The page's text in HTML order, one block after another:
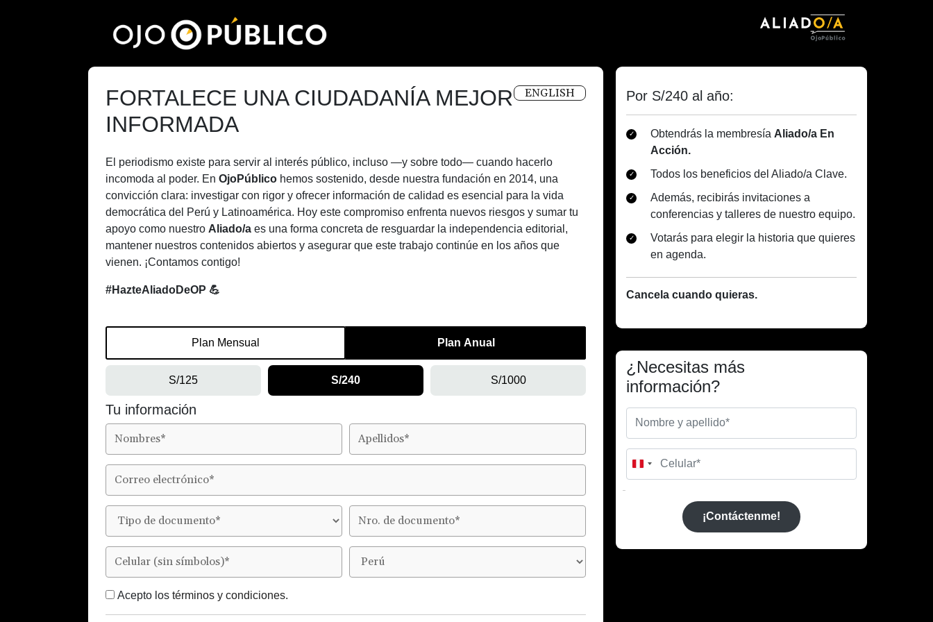
FORTALECE UNA CIUDADANÍA MEJOR
INFORMADA
ENGLISH
El periodismo existe para servir al interés público, incluso —y sobre todo— cuando hacerlo
incomoda al poder. En OjoPúblico hemos sostenido, desde nuestra fundación en 2014, una
convicción clara: investigar con rigor y ofrecer información de calidad es esencial para la vida
democrática del Perú y Latinoamérica. Hoy este compromiso enfrenta nuevos riesgos y sumar tu
apoyo como nuestro Aliado/a es una forma concreta de resguardar la independencia editorial,
mantener nuestros contenidos abiertos y asegurar que este trabajo continúe en los años que
vienen. ¡Contamos contigo!
#HazteAliadoDeOP 💪
Plan Mensual Plan Anual
S/125 S/240 S/1000
Tu información
Acepto los términos y condiciones.
Por S/240 al año:
Obtendrás la membresía Aliado/a En
Acción.
Todos los beneficios del Aliado/a Clave.
Además, recibirás invitaciones a
conferencias y talleres de nuestro equipo.
Votarás para elegir la historia que quieres
en agenda.
Cancela cuando quieras.
¿Necesitas más
información?
Peru
¡Contáctenme!